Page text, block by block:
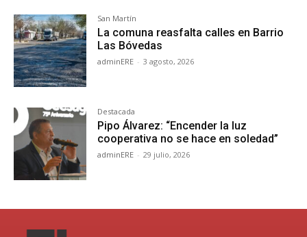
San Martín
La comuna reasfalta calles en Barrio
Las Bóvedas
adminERE - 3 agosto, 2026
Destacada
Pipo Álvarez: “Encender la luz
cooperativa no se hace en soledad”
adminERE - 29 julio, 2026